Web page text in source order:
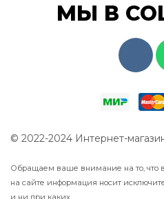
МЫ В
© 2022-2024 Интернет-
Обращаем ваше внимание на то, что
на сайте информация носит
и ни при каких